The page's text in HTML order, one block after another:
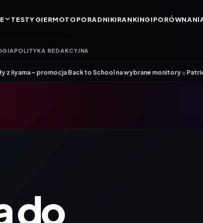
TESTY GIERMOTOPORADNIKIRANKINGI
POLITYKA REDAKCYJNA
Back to School na wybrane monitory•Patriot i ROG łączą siły.
do